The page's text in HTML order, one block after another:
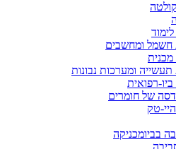
חשמל ומחשבים
ומערכות נבונות
רפואית
של חומרים
טק
בביומכניקה